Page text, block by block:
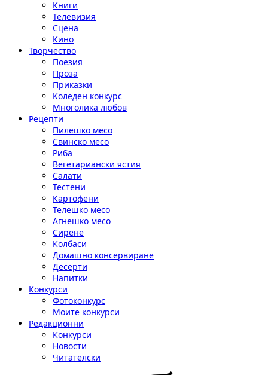
Книги
Телевизия
Сцена
Кино
Творчество
Поезия
Проза
Приказки
Коледен конкурс
Многолика любов
Рецепти
Пилешко месо
Свинско месо
Риба
Вегетариански ястия
Салати
Тестени
Картофени
Телешко месо
Агнешко месо
Сирене
Колбаси
Домашно консервиране
Десерти
Напитки
Конкурси
Фотоконкурс
Моите конкурси
Редакционни
Конкурси
Новости
Читателски